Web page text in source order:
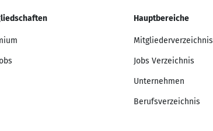
Hauptbereiche
Mitgliederverzeichnis
Jobs Verzeichnis
Unternehmen
Berufsverzeichnis